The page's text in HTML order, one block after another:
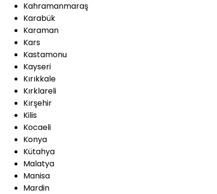
Kahramanmaraş
Karabük
Karaman
Kars
Kastamonu
Kayseri
Kırıkkale
Kırklareli
Kırşehir
Kilis
Kocaeli
Konya
Kütahya
Malatya
Manisa
Mardin